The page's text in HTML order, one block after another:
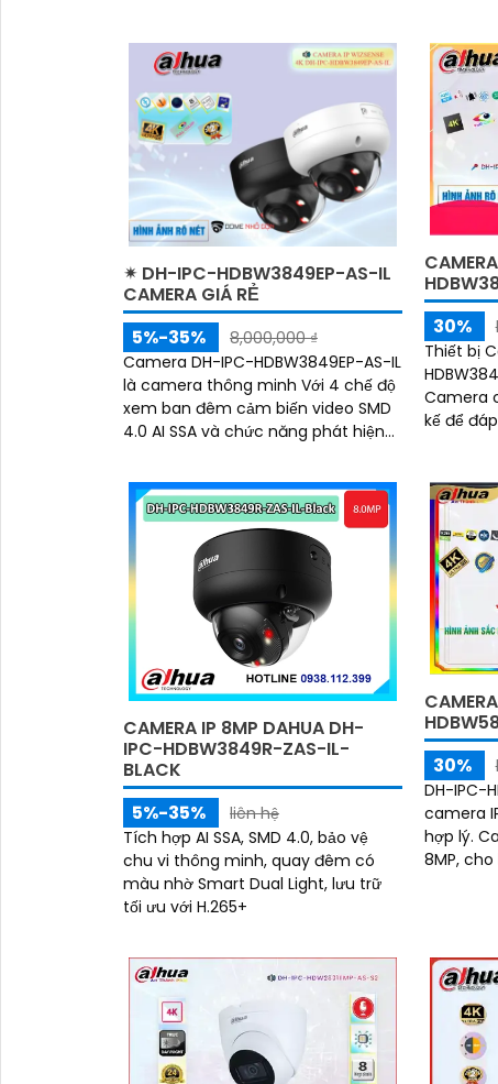
thông
nhận
động
tăng độ
an ninh
✴ DH-IPC-HDBW3849EP-AS-IL
CAMERA GIÁ RẺ
5%-35%
8,000,000 ₫
Camera DH-IPC-HDBW3849EP-AS-IL
là camera thông minh Với 4 chế độ
xem ban đêm cảm biến video SMD
4.0 AI SSA và chức năng phát hiện
giúp bảo vệ hiệu quả cho ngôi nhà
hay doanh nghiệp của bạn
30%
Thiết bị
Camera
kế để
CAMERA IP 8MP DAHUA DH-
IPC-HDBW3849R-ZAS-IL-
BLACK
5%-35%
liên hệ
Tích hợp AI SSA, SMD 4.0, bảo vệ
chu vi thông minh, quay đêm có
màu nhờ Smart Dual Light, lưu trữ
tối ưu với H.265+
30%
DH-IPC-
camera
hợp lý. Camera này có độ phân giải
8MP,